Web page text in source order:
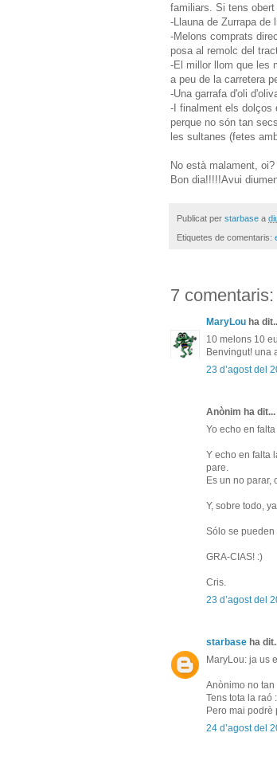
familiars. Si tens
-Llauna de Zurrapa de
-Melons comprats
posa al remolc del
-El millor llom que les
a peu de la carretera
-Una garrafa d'oli
-I finalment els dolços
perque no són tan
les sultanes (fetes
No està malament, oi?
Bon dia!!!!!Avui
Publicat per starbase a
Etiquetes de comentaris:
7 comentaris:
MaryLou ha
10 melons 10
Benvingut! una
23 d’agost del
Anònim ha dit...
Yo echo en
Y echo en falta
pare.
Es un no parar,
Y, sobre todo,
Sólo se
GRA-CIAS! :)
Cris.
23 d’agost del
starbase ha
MaryLou: ja us
Anònimo no
Tens tota la raó
Pero mai podrè
24 d’agost del